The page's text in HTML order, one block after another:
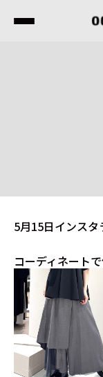
5月15日インス
コーディネート